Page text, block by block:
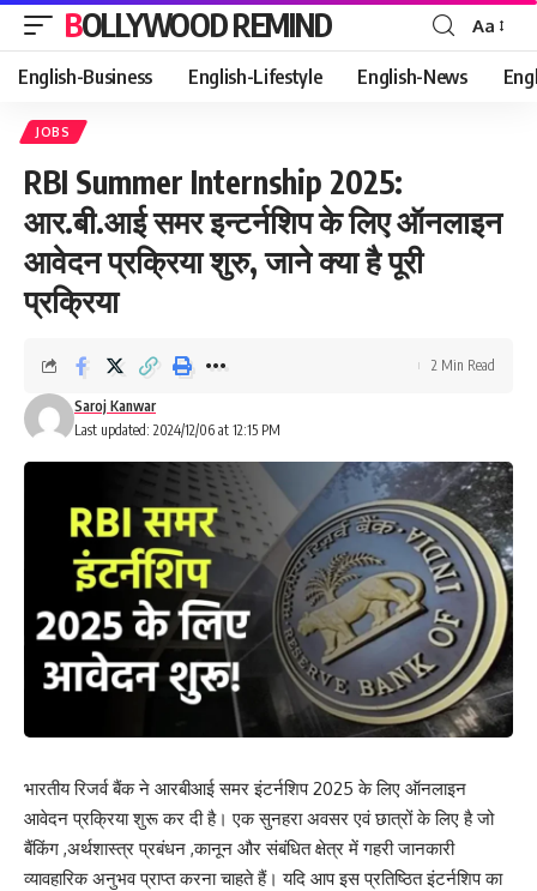
BOLLYWOOD REMIND
Font
Resizer
Aa
English-Business English-Lifestyle English-News
JOBS
RBI Summer Internship 2025:
आर.बी.आई समर इन्टर्नशिप के लिए ऑनलाइन
आवेदन प्रक्रिया शुरु, जाने क्या है पूरी
प्रक्रिया
Last updated: 2024/12/06 at 12:15 PM
Saroj Kanwar
2 Min Read
भारतीय रिजर्व बैंक ने आरबीआई समर इंटर्नशिप 2025 के लिए ऑनलाइन
आवेदन प्रक्रिया शुरू कर दी है। एक सुनहरा अवसर एवं छात्रों के लिए है जो
बैंकिंग ,अर्थशास्त्र प्रबंधन ,कानून और संबंधित क्षेत्र में गहरी जानकारी
व्यावहारिक अनुभव प्राप्त करना चाहते हैं। यदि आप इस प्रतिष्ठित इंटर्नशिप का